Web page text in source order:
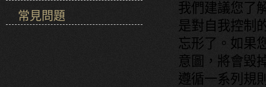
常見問題
我們建議您了
是對自我控制
忘形了。如果
意圖，將會毀
遵循一系列規